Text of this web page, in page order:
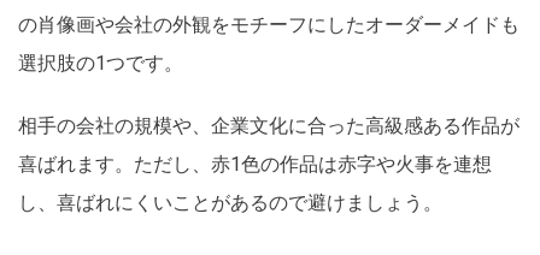
の肖像画や会社の外観をモチーフにしたオーダーメイドも
選択肢の1つです。
相手の会社の規模や、企業文化に合った高級感ある作品が
喜ばれます。ただし、赤1色の作品は赤字や火事を連想
し、喜ばれにくいことがあるので避けましょう。